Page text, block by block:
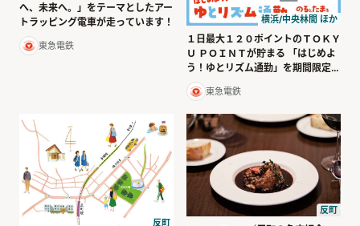
へ、未来へ。」をテーマとしたアー
トラッピング電車が走っています！
東急電鉄
横浜/中央林間 ほか
１日最大１２０ポイントのＴＯＫＹ
Ｕ ＰＯＩＮＴが貯まる 「はじめよ
う！ゆとリズム通勤」を期間限定で
実施 !
東急電鉄
反町
反町